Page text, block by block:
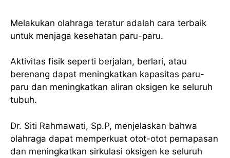
Melakukan olahraga teratur adalah cara terbaik
untuk menjaga kesehatan paru-paru.
Aktivitas fisik seperti berjalan, berlari, atau
berenang dapat meningkatkan kapasitas paru-
paru dan meningkatkan aliran oksigen ke seluruh
tubuh.
Dr. Siti Rahmawati, Sp.P, menjelaskan bahwa
olahraga dapat memperkuat otot-otot pernapasan
dan meningkatkan sirkulasi oksigen ke seluruh